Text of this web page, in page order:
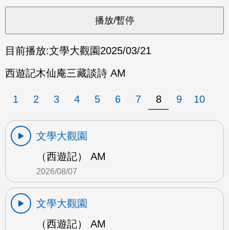
目前播放:文學大觀園2025/03/21
西遊記木仙庵三藏談詩 AM
1 2 3 4 5 6 7 8 9 10
文學大觀園
（西遊記） AM
2026/08/07
文學大觀園
（西遊記） AM